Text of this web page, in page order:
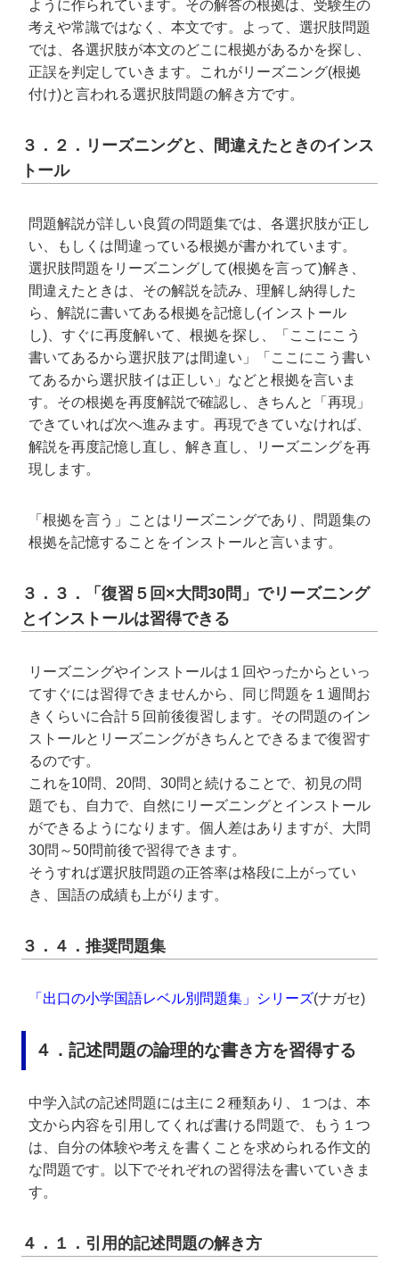
ように作られています。その解答の根拠は、受験生の
考えや常識ではなく、本文です。よって、選択肢問題
では、各選択肢が本文のどこに根拠があるかを探し、
正誤を判定していきます。これがリーズニング(根拠
付け)と言われる選択肢問題の解き方です。
３．２．リーズニングと、間違えたときのインス
トール
問題解説が詳しい良質の問題集では、各選択肢が正し
い、もしくは間違っている根拠が書かれています。
選択肢問題をリーズニングして(根拠を言って)解き、
間違えたときは、その解説を読み、理解し納得した
ら、解説に書いてある根拠を記憶し(インストール
し)、すぐに再度解いて、根拠を探し、「ここにこう
書いてあるから選択肢アは間違い」「ここにこう書い
てあるから選択肢イは正しい」などと根拠を言いま
す。その根拠を再度解説で確認し、きちんと「再現」
できていれば次へ進みます。再現できていなければ、
解説を再度記憶し直し、解き直し、リーズニングを再
現します。
「根拠を言う」ことはリーズニングであり、問題集の
根拠を記憶することをインストールと言います。
３．３．「復習５回×大問30問」でリーズニング
とインストールは習得できる
リーズニングやインストールは１回やったからといっ
てすぐには習得できませんから、同じ問題を１週間お
きくらいに合計５回前後復習します。その問題のイン
ストールとリーズニングがきちんとできるまで復習す
るのです。
これを10問、20問、30問と続けることで、初見の問
題でも、自力で、自然にリーズニングとインストール
ができるようになります。個人差はありますが、大問
30問～50問前後で習得できます。
そうすれば選択肢問題の正答率は格段に上がってい
き、国語の成績も上がります。
３．４．推奨問題集
「出口の小学国語レベル別問題集」シリーズ(ナガセ)
４．記述問題の論理的な書き方を習得する
中学入試の記述問題には主に２種類あり、１つは、本
文から内容を引用してくれば書ける問題で、もう１つ
は、自分の体験や考えを書くことを求められる作文的
な問題です。以下でそれぞれの習得法を書いていきま
す。
４．１．引用的記述問題の解き方